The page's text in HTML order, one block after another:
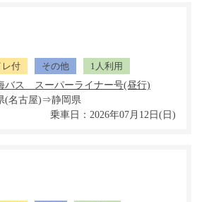
レ付 その他
1人利用
(名古屋)⇒静岡県
乗車日：2026年07月12日(日)